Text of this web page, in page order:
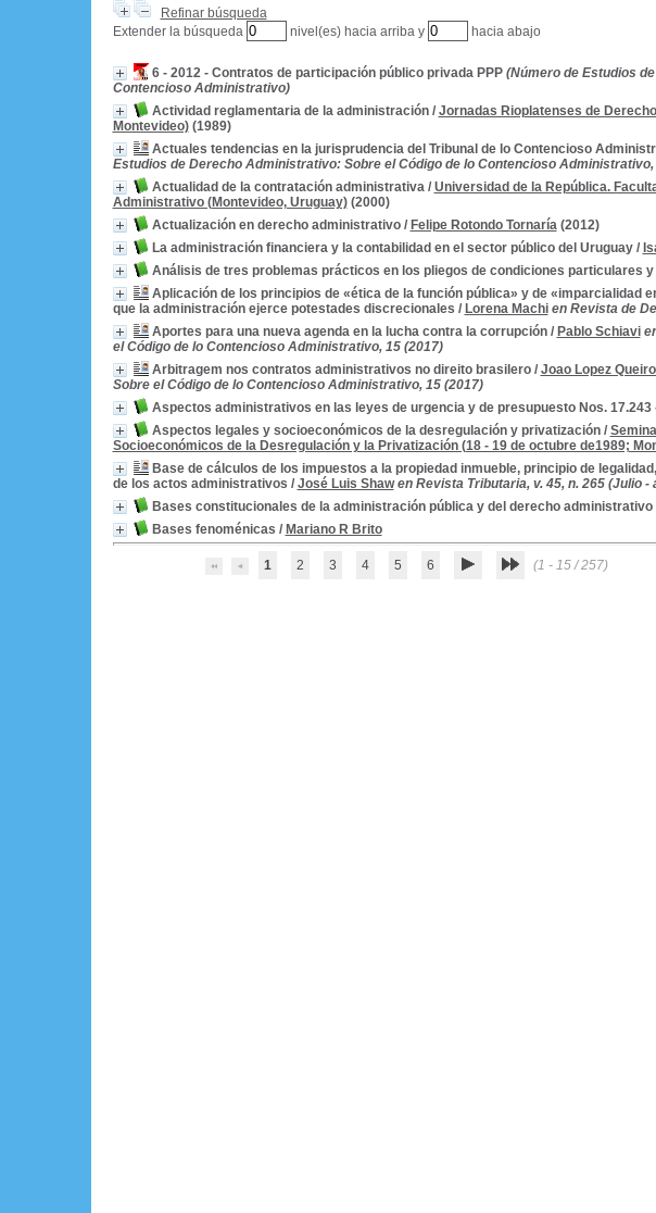
Refinar búsqueda
Extender la búsqueda
nivel(es) hacia arriba y hacia abajo
6 - 2012 - Contratos de participación público privada PPP(Número de Estudios
Contencioso Administrativo)
Actividad reglamentaria de la administración/ Jornadas Rioplatenses de
Montevideo)(1989)
Actuales tendencias en la jurisprudencia del Tribunal de lo Contencioso
Estudios de Derecho Administrativo: Sobre el Código de lo Contencioso Administrativo,
Actualidad de la contratación administrativa/ Universidad de la República.
Administrativo (Montevideo, Uruguay)(2000)
Actualización en derecho administrativo/ Felipe Rotondo Tornaría(2012)
La administración financiera y la contabilidad en el sector público del Uruguay/
Análisis de tres problemas prácticos en los pliegos de condiciones particulares
Aplicación de los principios de «ética de la función pública» y de «imparcialidad
que la administración ejerce potestades discrecionales / Lorena Machi en Revista de
Aportes para una nueva agenda en la lucha contra la corrupción/ Pablo Schiavi
el Código de lo Contencioso Administrativo, 15 (2017)
Arbitragem nos contratos administrativos no direito brasilero/ Joao Lopez
Sobre el Código de lo Contencioso Administrativo, 15 (2017)
Aspectos administrativos en las leyes de urgencia y de presupuesto Nos. 17.243
Aspectos legales y socioeconómicos de la desregulación y privatización/
Socioeconómicos de la Desregulación y la Privatización (18 - 19 de octubre de1989;
Base de cálculos de los impuestos a la propiedad inmueble, principio de
de los actos administrativos / José Luis Shaw en Revista Tributaria, v. 45, n. 265 (Julio -
Bases constitucionales de la administración pública y del derecho administrativo
Bases fenoménicas / Mariano R Brito
1 2 3 4 5 6 (1 - 15 / 257)